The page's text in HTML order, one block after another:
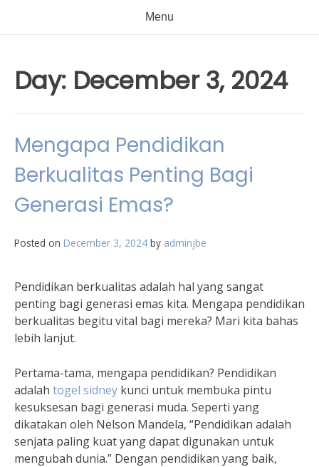
Menu
Day: December 3, 2024
Mengapa Pendidikan
Berkualitas Penting Bagi
Generasi Emas?
Posted on December 3, 2024 by adminjbe
Pendidikan berkualitas adalah hal yang sangat
penting bagi generasi emas kita. Mengapa pendidikan
berkualitas begitu vital bagi mereka? Mari kita bahas
lebih lanjut.
Pertama-tama, mengapa pendidikan? Pendidikan
adalah togel sidney kunci untuk membuka pintu
kesuksesan bagi generasi muda. Seperti yang
dikatakan oleh Nelson Mandela, “Pendidikan adalah
senjata paling kuat yang dapat digunakan untuk
mengubah dunia.” Dengan pendidikan yang baik,